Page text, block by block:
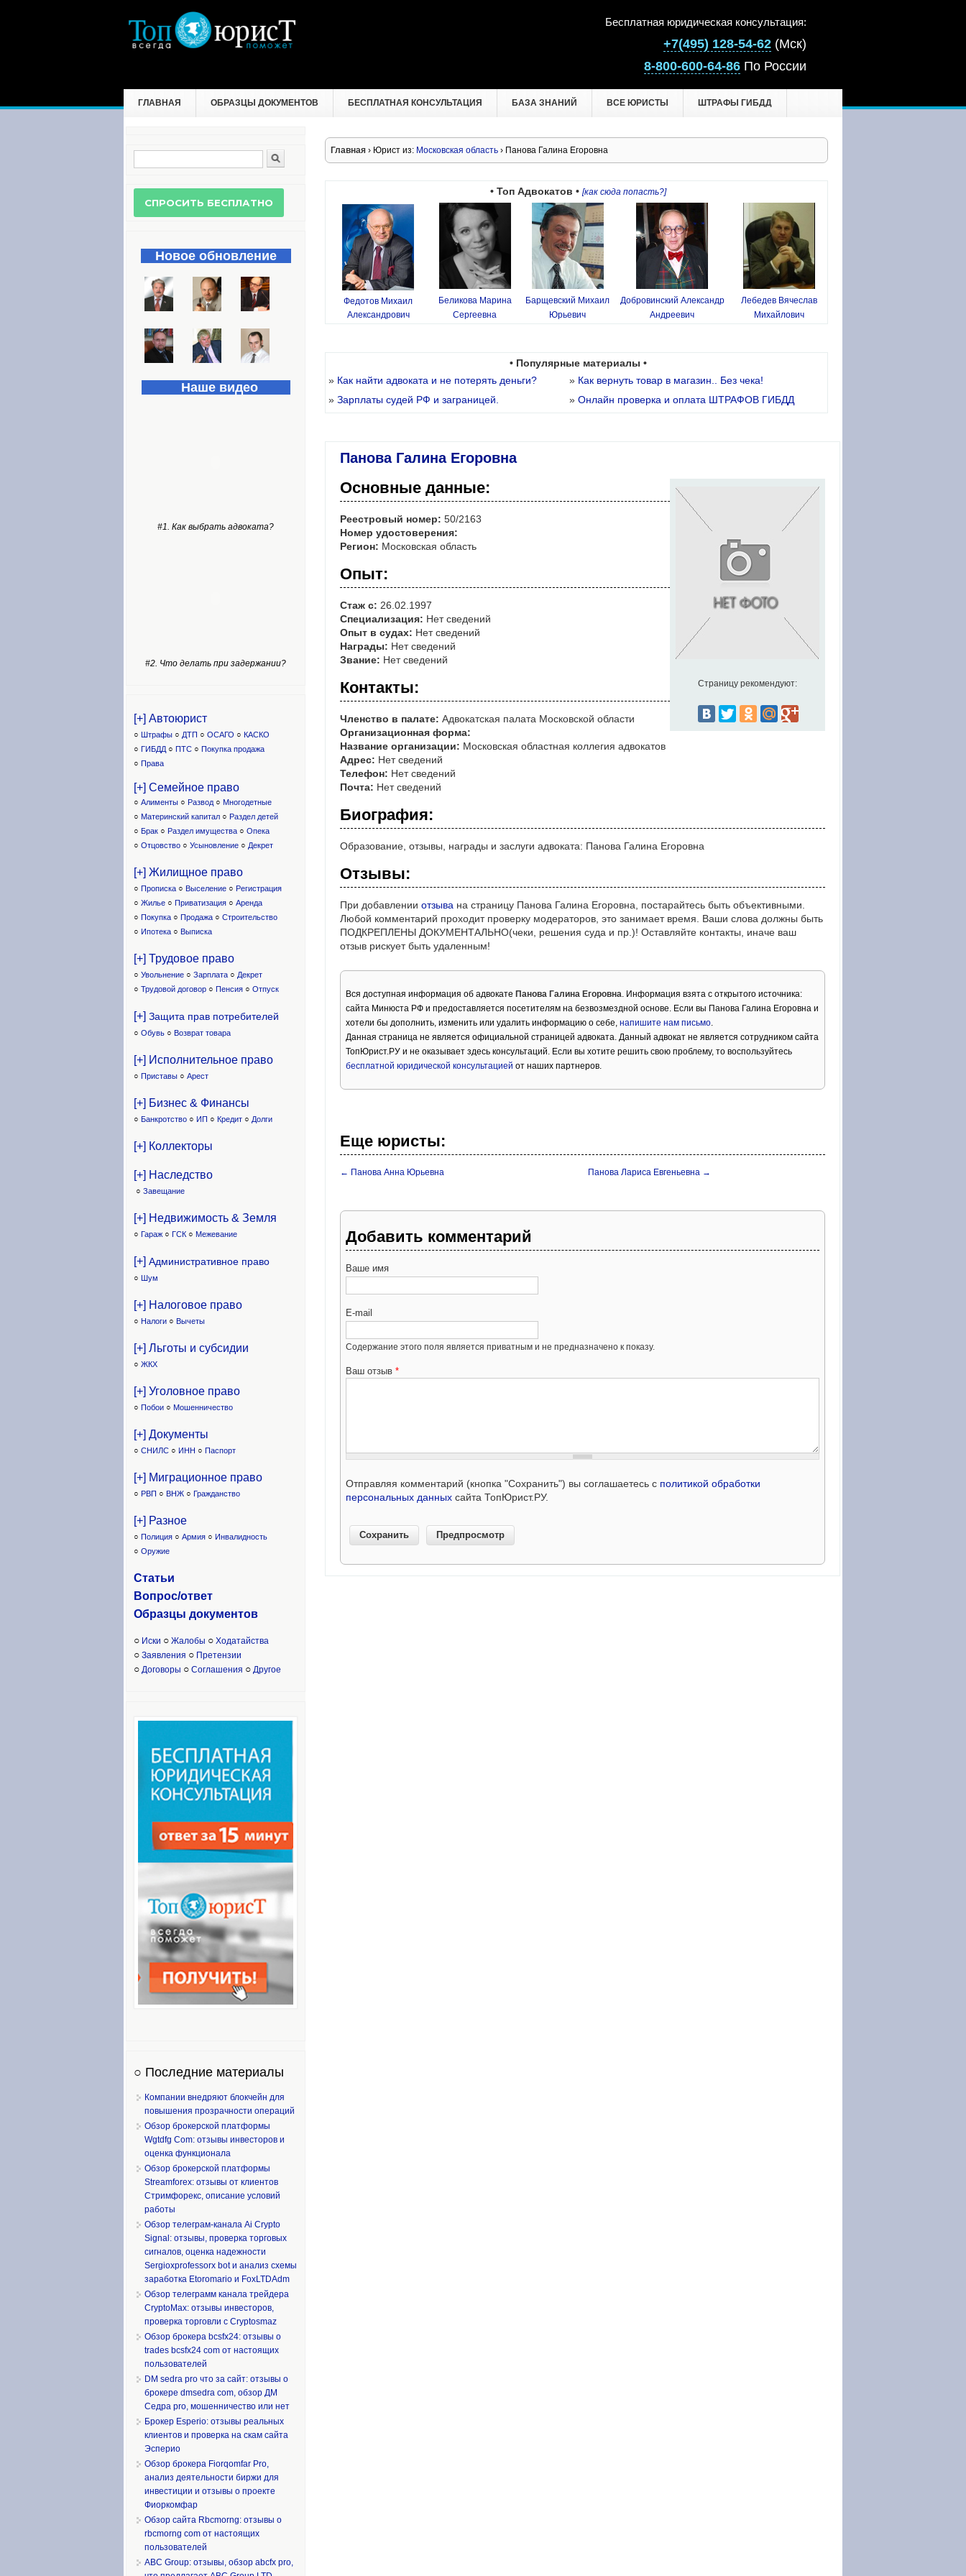
Бесплатная юридическая консультация:
+7(495) 128-54-62 (Мск)
8-800-600-64-86 По России
ГЛАВНАЯ ОБРАЗЦЫ ДОКУМЕНТОВ БЕСПЛАТНАЯ КОНСУЛЬТАЦИЯ БАЗА ЗНАНИЙ ВСЕ ЮРИСТЫ ШТРАФЫ ГИБДД
Главная › Юрист из: Московская область › Панова Галина Егоровна
• Топ Адвокатов • [как сюда попасть?]
Федотов Михаил
Александрович
Беликова Марина
Сергеевна
Барщевский Михаил
Юрьевич
Добровинский Александр
Андреевич
Лебедев Вячеслав
Михайлович
• Популярные материалы •
» Как найти адвоката и не потерять деньги? » Как вернуть товар в магазин.. Без чека!
» Зарплаты судей РФ и заграницей. » Онлайн проверка и оплата ШТРАФОВ ГИБДД
Панова Галина Егоровна
Страницу рекомендуют:
Основные данные:
Реестровый номер: 50/2163
Номер удостоверения:
Регион: Московская область
Опыт:
Стаж с: 26.02.1997
Специализация: Нет сведений
Опыт в судах: Нет сведений
Награды: Нет сведений
Звание: Нет сведений
Контакты:
Членство в палате: Адвокатская палата Московской области
Организационная форма:
Название организации: Московская областная коллегия адвокатов
Адрес: Нет сведений
Телефон: Нет сведений
Почта: Нет сведений
Биография:
Образование, отзывы, награды и заслуги адвоката: Панова Галина Егоровна
Отзывы:
При добавлении отзыва на страницу Панова Галина Егоровна, постарайтесь быть объективными.
Любой комментарий проходит проверку модераторов, это занимает время. Ваши слова должны быть
ПОДКРЕПЛЕНЫ ДОКУМЕНТАЛЬНО(чеки, решения суда и пр.)! Оставляйте контакты, иначе ваш
отзыв рискует быть удаленным!
Вся доступная информация об адвокате Панова Галина Егоровна. Информация взята с открытого источника:
сайта Минюста РФ и предоставляется посетителям на безвозмездной основе. Если вы Панова Галина Егоровна и
хотели бы дополнить, изменить или удалить информацию о себе, напишите нам письмо.
Данная страница не является официальной страницей адвоката. Данный адвокат не является сотрудником сайта
ТопЮрист.РУ и не оказывает здесь консультаций. Если вы хотите решить свою проблему, то воспользуйтесь
бесплатной юридической консультацией от наших партнеров.
Еще юристы:
← Панова Анна Юрьевна Панова Лариса Евгеньевна →
Добавить комментарий
Ваше имя
E-mail
Содержание этого поля является приватным и не предназначено к показу.
Ваш отзыв *
Отправляя комментарий (кнопка "Сохранить") вы соглашаетесь с политикой обработки
персональных данных сайта ТопЮрист.РУ.
Форма поиска
Новое обновление
Наше видео
#1. Как выбрать адвоката?
#2. Что делать при задержании?
[+] Автоюрист
○ Штрафы ○ ДТП ○ ОСАГО ○ КАСКО
○ ГИБДД ○ ПТС ○ Покупка продажа
○ Права
[+] Семейное право
○ Алименты ○ Развод ○ Многодетные
○ Материнский капитал ○ Раздел детей
○ Брак ○ Раздел имущества ○ Опека
○ Отцовство ○ Усыновление ○ Декрет
[+] Жилищное право
○ Прописка ○ Выселение ○ Регистрация
○ Жилье ○ Приватизация ○ Аренда
○ Покупка ○ Продажа ○ Строительство
○ Ипотека ○ Выписка
[+] Трудовое право
○ Увольнение ○ Зарплата ○ Декрет
○ Трудовой договор ○ Пенсия ○ Отпуск
[+] Защита прав потребителей
○ Обувь ○ Возврат товара
[+] Исполнительное право
○ Приставы ○ Арест
[+] Бизнес & Финансы
○ Банкротство ○ ИП ○ Кредит ○ Долги
[+] Коллекторы
[+] Наследство
○ Завещание
[+] Недвижимость & Земля
○ Гараж ○ ГСК ○ Межевание
[+] Административное право
○ Шум
[+] Налоговое право
○ Налоги ○ Вычеты
[+] Льготы и субсидии
○ ЖКХ
[+] Уголовное право
○ Побои ○ Мошенничество
[+] Документы
○ СНИЛС ○ ИНН ○ Паспорт
[+] Миграционное право
○ РВП ○ ВНЖ ○ Гражданство
[+] Разное
○ Полиция ○ Армия ○ Инвалидность
○ Оружие
Статьи
Вопрос/ответ
Образцы документов
○ Иски ○ Жалобы ○ Ходатайства
○ Заявления ○ Претензии
○ Договоры ○ Соглашения ○ Другое
○ Последние материалы
Компании внедряют блокчейн для
повышения прозрачности операций
Обзор брокерской платформы
Wgtdfg Com: отзывы инвесторов и
оценка функционала
Обзор брокерской платформы
Streamforex: отзывы от клиентов
Стримфорекс, описание условий
работы
Обзор телеграм-канала Ai Crypto
Signal: отзывы, проверка торговых
сигналов, оценка надежности
Sergioxprofessorx bot и анализ схемы
заработка Etoromario и FoxLTDAdm
Обзор телеграмм канала трейдера
CryptoMax: отзывы инвесторов,
проверка торговли с Cryptosmaz
Обзор брокера bcsfx24: отзывы о
trades bcsfx24 com от настоящих
пользователей
DM sedra pro что за сайт: отзывы о
брокере dmsedra com, обзор ДМ
Седра pro, мошенничество или нет
Брокер Esperio: отзывы реальных
клиентов и проверка на скам сайта
Эсперио
Обзор брокера Fiorqomfar Pro,
анализ деятельности биржи для
инвестиции и отзывы о проекте
Фиоркомфар
Обзор сайта Rbcmorng: отзывы о
rbcmorng com от настоящих
пользователей
ABC Group: отзывы, обзор abcfx pro,